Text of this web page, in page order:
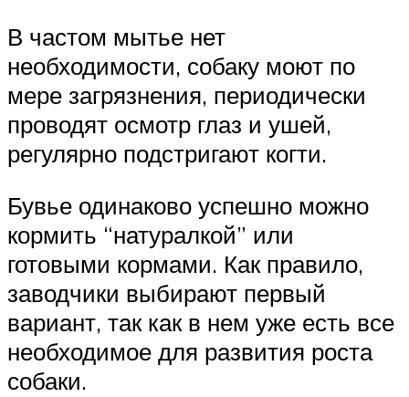
В частом мытье нет
необходимости, собаку моют по
мере загрязнения, периодически
проводят осмотр глаз и ушей,
регулярно подстригают когти.
Бувье одинаково успешно можно
кормить “натуралкой” или
готовыми кормами. Как правило,
заводчики выбирают первый
вариант, так как в нем уже есть все
необходимое для развития роста
собаки.